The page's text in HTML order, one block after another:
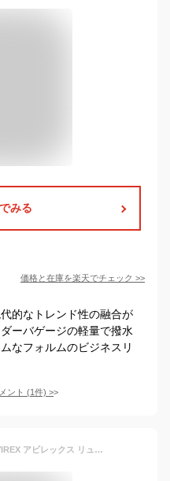
みる
価格と在庫を楽天でチェック >>
的なトレンド性の融合が
ーバゲージの軽量で撥水
なフォルムのビジネスリ
ント (1件) >
リュック 大容量 ボックス型 AVIREX アビレックス リュックサック 防水 BOX型 メンズ バックパック スクエア レディース 30L A4 A3 大きめ 通勤 通学 撥水加工 スクエアリュック 中学生 大学生 おしゃれ かっこいい 黒 中学生 高校生 大学生 ブランド サイドファスナー 防災